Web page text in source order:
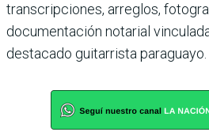
transcripciones, arreglos,
documentación notarial
destacado guitarrista paraguayo.